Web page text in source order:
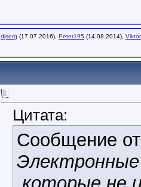
djserg (17.07.2016), Peter195 (14.08.2014),
Цитата:
Сообщение